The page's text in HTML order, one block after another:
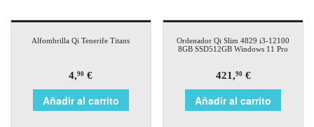
Alfombrilla Qi Tenerife Titans
4,90 €
Añadir al carrito
Ordenador Qi Slim 4829 i3-12100
8GB SSD512GB Windows 11 Pro
421,90€
Añadir al carrito